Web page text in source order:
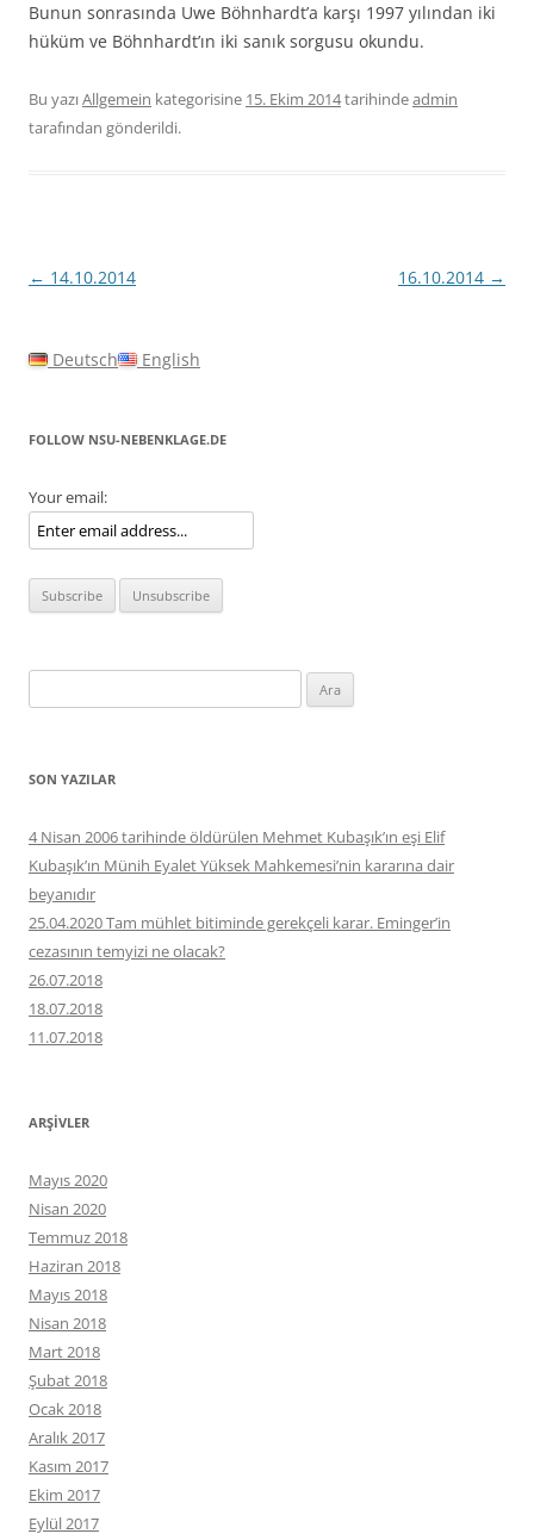
Bunun sonrasında Uwe Böhnhardt’a karşı 1997 yılından iki
hüküm ve Böhnhardt’ın iki sanık sorgusu okundu.
Bu yazıAllgemein kategorisine 15. Ekim 2014tarihindeadmin
tarafından gönderildi.
Yazı
← 14.10.2014 16.10.2014 →
Deutsch English
FOLLOW NSU-NEBENKLAGE.DE
Your email:
SON YAZILAR
4 Nisan 2006 tarihinde öldürülen Mehmet Kubaşık’ın eşi Elif
Kubaşık’ın Münih Eyalet Yüksek Mahkemesi’nin kararına dair
beyanıdır
25.04.2020 Tam mühlet bitiminde gerekçeli karar. Eminger’in
cezasının temyizi ne olacak?
26.07.2018
18.07.2018
11.07.2018
ARŞIVLER
Mayıs 2020
Nisan 2020
Temmuz 2018
Haziran 2018
Mayıs 2018
Nisan 2018
Mart 2018
Şubat 2018
Ocak 2018
Aralık 2017
Kasım 2017
Ekim 2017
Eylül 2017